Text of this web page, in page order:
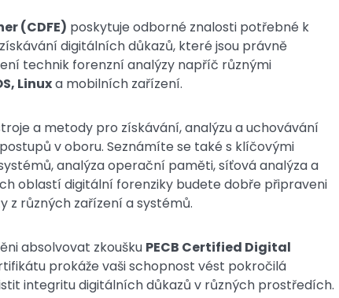
(CDFE) poskytuje odborné znalosti potřebné k
digitálních důkazů, které jsou právně
technik forenzní analýzy napříč různými
Linuxa mobilních zařízení.
a metody pro získávání, analýzu a uchovávání
v oboru. Seznámíte se také s klíčovými
analýza operační paměti, síťová analýza a
oblastí digitální forenziky budete dobře připraveni
z různých zařízení a systémů.
absolvovat zkoušku PECB Certified Digital
prokáže vaši schopnost vést pokročilá
integritu digitálních důkazů v různých prostředích.